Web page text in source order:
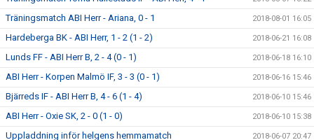
Träningsmatch ABI Herr - Ariana, 0 - 1 2018-08-01 16:05
Hardeberga BK - ABI Herr, 1 - 2 (1 - 2) 2018-06-21 16:08
Lunds FF - ABI Herr B, 2 - 4 (0 - 1) 2018-06-18 16:10
ABI Herr - Korpen Malmö IF, 3 - 3 (0 - 1) 2018-06-16 15:46
Bjärreds IF - ABI Herr B, 4 - 6 (1 - 4) 2018-06-10 15:46
ABI Herr - Oxie SK, 2 - 0 (1 - 0) 2018-06-10 15:38
Uppladdning inför helgens hemmamatch 2018-06-07 20:47